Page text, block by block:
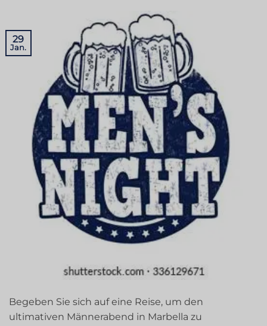
29
Jan.
Begeben Sie sich auf eine Reise, um den
ultimativen Männerabend in Marbella zu